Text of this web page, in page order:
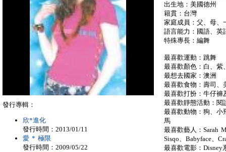
出生地：美國德州
籍貫：台灣
家庭成員：父、母、
語言能力：國語、英
特殊專長：編舞
最喜歡運動：跳舞
最喜歡顏色：白、紫
最想去國家：澳洲
最喜歡食物：壽司、
最喜歡打扮：牛仔褲
最喜歡靜態活動：閱
最喜歡動物：狗、小
馬
最喜歡藝人：Sarah
Sisqo、Babyface、
最喜歡電影：Disney
發行專輯：
欣*進化
發行時間：2013/01/11
愛 * 極限
發行時間：2009/05/22